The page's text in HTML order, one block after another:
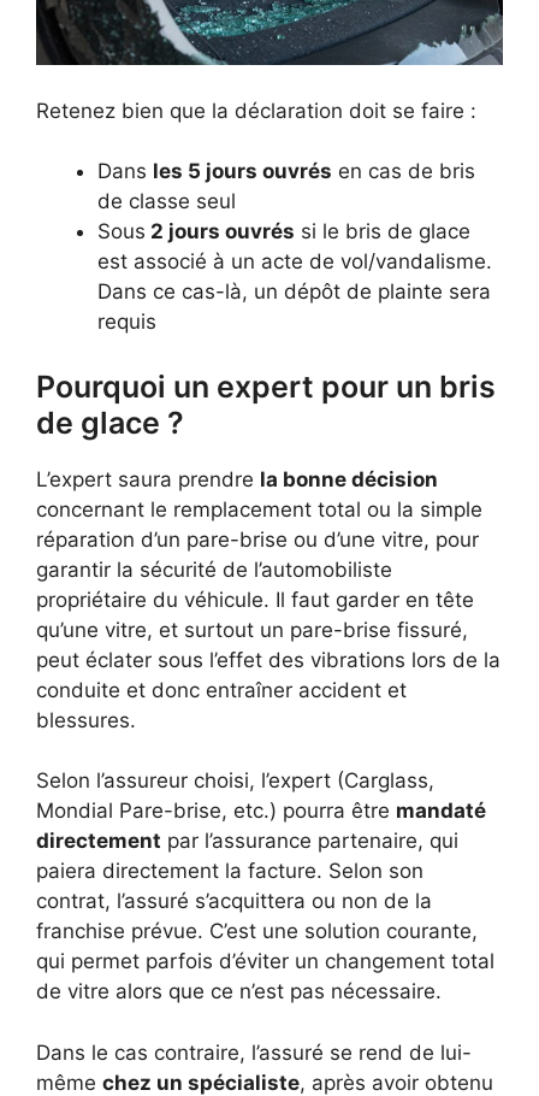
Retenez bien que la déclaration doit se faire :
Dans les 5 jours ouvrés en cas de bris
de classe seul
Sous 2 jours ouvrés si le bris de glace
est associé à un acte de vol/vandalisme.
Dans ce cas-là, un dépôt de plainte sera
requis
Pourquoi un expert pour un bris
de glace ?
L’expert saura prendre la bonne décision
concernant le remplacement total ou la simple
réparation d’un pare-brise ou d’une vitre, pour
garantir la sécurité de l’automobiliste
propriétaire du véhicule. Il faut garder en tête
qu’une vitre, et surtout un pare-brise fissuré,
peut éclater sous l’effet des vibrations lors de la
conduite et donc entraîner accident et
blessures.
Selon l’assureur choisi, l’expert (Carglass,
Mondial Pare-brise, etc.) pourra être mandaté
directement par l’assurance partenaire, qui
paiera directement la facture. Selon son
contrat, l’assuré s’acquittera ou non de la
franchise prévue. C’est une solution courante,
qui permet parfois d’éviter un changement total
de vitre alors que ce n’est pas nécessaire.
Dans le cas contraire, l’assuré se rend de lui-
même chez un spécialiste, après avoir obtenu